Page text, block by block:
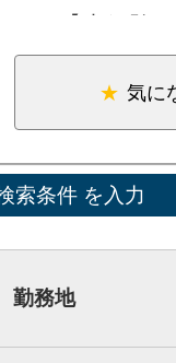
は「立ってい
務もあり、前
はとても親切
働ける職場で
8割が警
ご準備し
新卒入社
で、幅広
※定年60
【キャリ
現場で経
レンジし
たい」等
気に
索条件 を入力
勤務地